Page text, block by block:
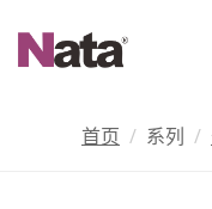
首页 系列